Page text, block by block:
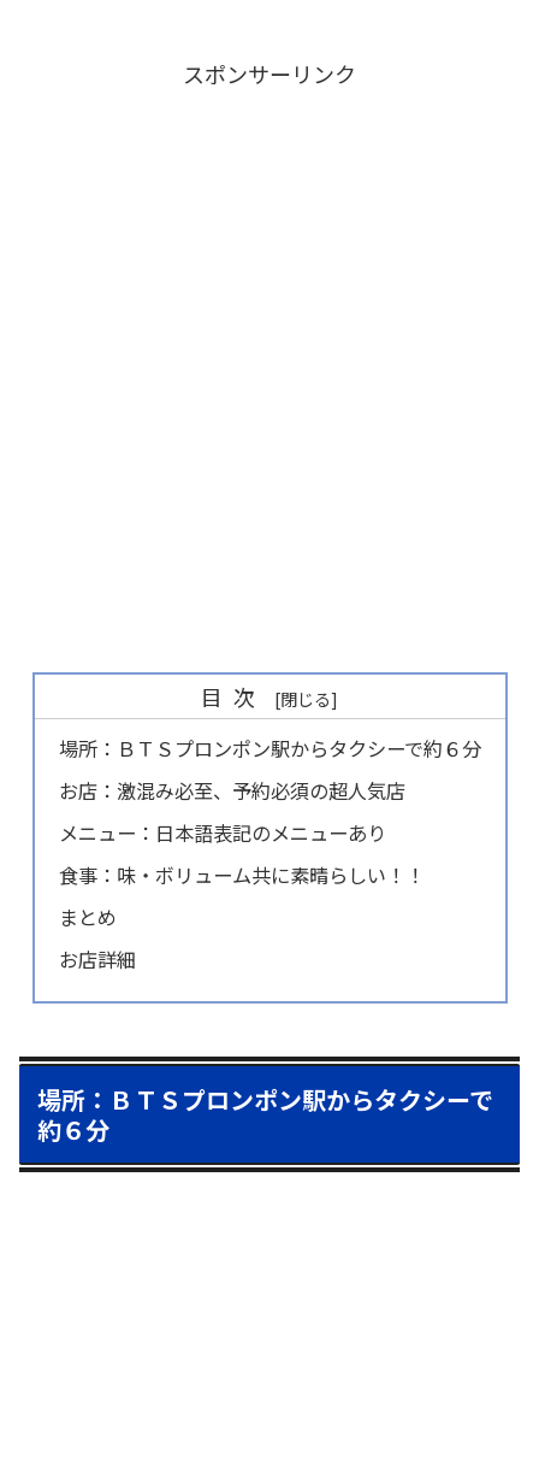
スポンサーリンク
目次
場所：ＢＴＳプロンポン駅からタクシーで約６分
お店：激混み必至、予約必須の超人気店
メニュー：日本語表記のメニューあり
食事：味・ボリューム共に素晴らしい！！
まとめ
お店詳細
場所：ＢＴＳプロンポン駅からタクシーで
約６分